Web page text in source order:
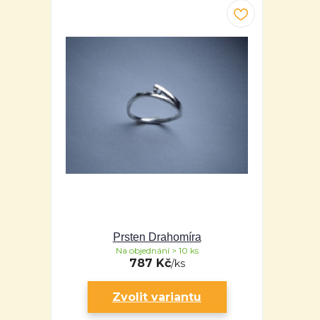
Prsten Drahomíra
787 Kč/ks
Na objednání > 10 ks
Zvolit variantu